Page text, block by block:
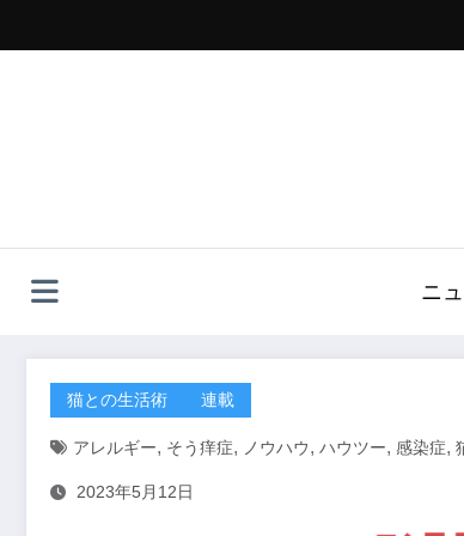
ッ
ニ
猫との生活術 連載
アレルギー, そう痒症, ノウハウ, ハウツー, 感染症,
2023年5月12日